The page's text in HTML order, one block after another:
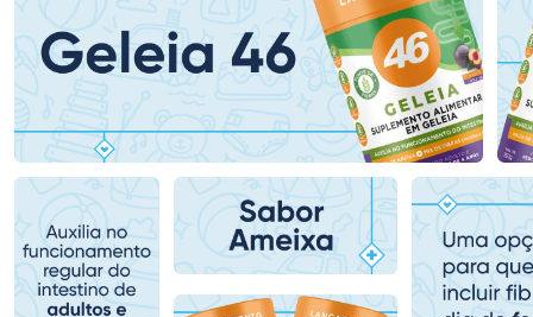
Ativar Desconto
Comprar sem Desconto
Por R$ 49,99/cada
Comprar sem Desconto
Por R$ 49,99/cada
Ativar Desconto
Comprar sem Desconto
Por R$ 49,99/cada
Comprar sem Desconto
Por R$ 49,99/cada